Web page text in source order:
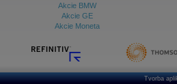
Akcie BMW
Akcie GE
Akcie Moneta
Tvorba